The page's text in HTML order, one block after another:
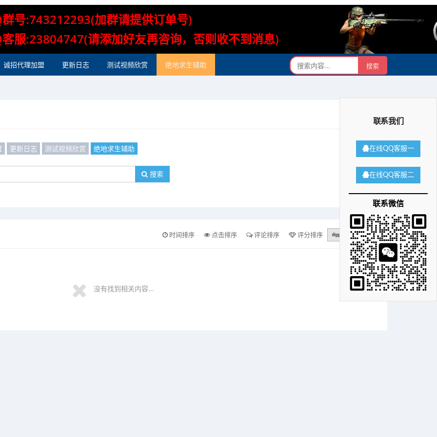
号:743212293(加群请提供订单号)
服:23804747(请添加好友再咨询，否则收不到消息)
诚招代理加盟 更新日志 测试视频欣赏 绝地求生辅助
联系我们
在线QQ客服一
在线QQ客服二
联系微信
更新日志 测试视频欣赏 绝地求生辅助
搜索
时间排序 点击排序 评论排序 评分排序 支持量排序
没有找到相关内容...